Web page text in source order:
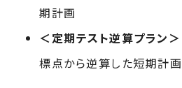
期計画
＜定期テスト逆算プラン
標点から逆算した短期計画